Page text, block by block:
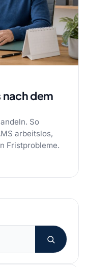
dem
So
arbeitslos,
Fristprobleme.